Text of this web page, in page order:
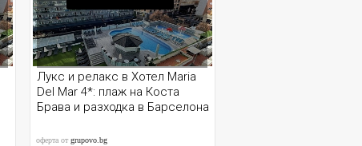
Лукс и релакс в Хотел Maria
Del Mar 4*: плаж на Коста
Брава и разходка в Барселона
оферта от grupovo.bg